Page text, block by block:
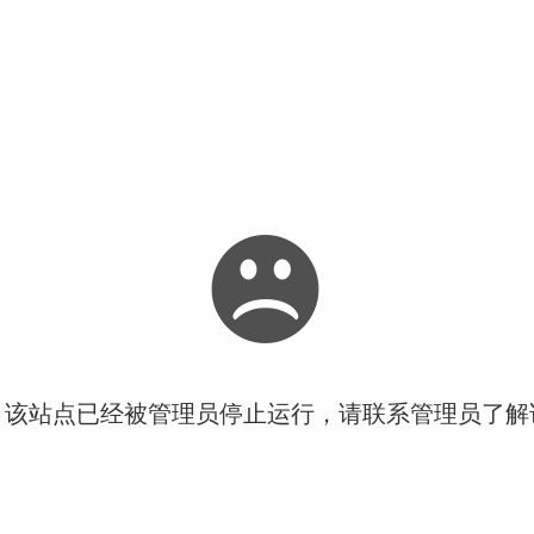
站点已经被管理员停止运行，请联系管理员了